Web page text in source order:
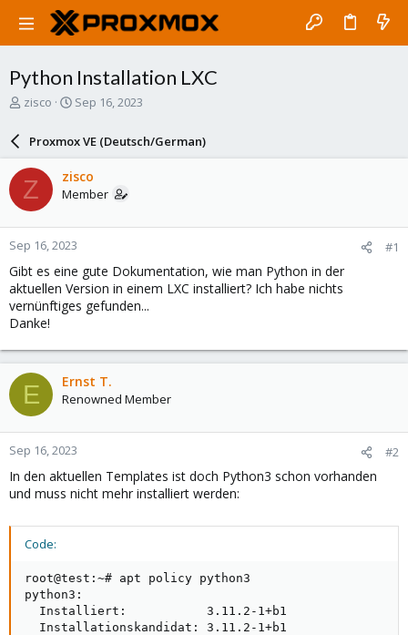
Python Installation LXC
T
a
d
s
t
a
r
t
e
r
zisco
S
r
d
a
e
Sep 16, 2023
Proxmox VE (Deutsch/German)
Z zisco
Member
Sep 16, 2023 #1
Gibt es eine gute Dokumentation, wie man Python in der
aktuellen Version in einem LXC installiert? Ich habe nichts
vernünftiges gefunden...
Danke!
E Ernst T.
Renowned Member
Sep 16, 2023 #2
In den aktuellen Templates ist doch Python3 schon vorhanden
und muss nicht mehr installiert werden:
Code:
root@test:~# apt policy python3
python3:
  Installiert:           3.11.2-1+b1
  Installationskandidat: 3.11.2-1+b1